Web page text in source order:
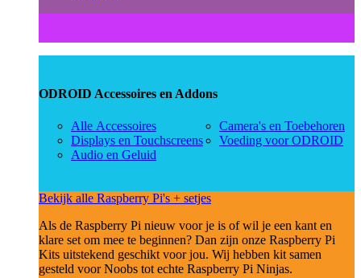
ODROID Accessoires en Addons
Alle Accessoires
Displays en Touchscreens
Audio en Geluid
Camera's en Toebehoren
Voeding voor ODROID
Bekijk alle Raspberry Pi's + setjes
Als de Raspberry Pi nieuw voor je is of wil je een kant en
klare set om mee te beginnen? Dan zijn onze Raspberry Pi
Kits uitstekend geschikt voor jou. Wij hebben kit samen
gesteld voor Noobs tot echte Raspberry Pi Ninjas.